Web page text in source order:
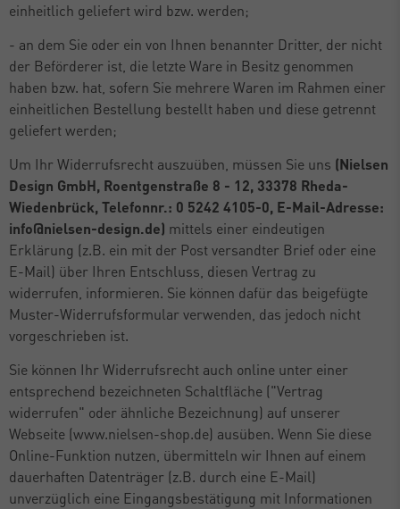
einheitlich geliefert wird bzw. werden;
- an dem Sie oder ein von Ihnen benannter Dritter, der nicht
der Beförderer ist, die letzte Ware in Besitz genommen
haben bzw. hat, sofern Sie mehrere Waren im Rahmen einer
einheitlichen Bestellung bestellt haben und diese getrennt
geliefert werden;
Um Ihr Widerrufsrecht auszuüben, müssen Sie uns (Nielsen
Design GmbH, Roentgenstraße 8 - 12, 33378 Rheda-
Wiedenbrück, Telefonnr.: 0 5242 4105-0, E-Mail-Adresse:
info@nielsen-design.de) mittels einer eindeutigen
Erklärung (z.B. ein mit der Post versandter Brief oder eine
E-Mail) über Ihren Entschluss, diesen Vertrag zu
widerrufen, informieren. Sie können dafür das beigefügte
Muster-Widerrufsformular verwenden, das jedoch nicht
vorgeschrieben ist.
Sie können Ihr Widerrufsrecht auch online unter einer
entsprechend bezeichneten Schaltfläche ("Vertrag
widerrufen" oder ähnliche Bezeichnung) auf unserer
Webseite (www.nielsen-shop.de) ausüben. Wenn Sie diese
Online-Funktion nutzen, übermitteln wir Ihnen auf einem
dauerhaften Datenträger (z.B. durch eine E-Mail)
unverzüglich eine Eingangsbestätigung mit Informationen